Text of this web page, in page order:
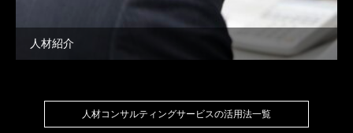
人材紹介
人材コンサルティングサービスの活用法一覧